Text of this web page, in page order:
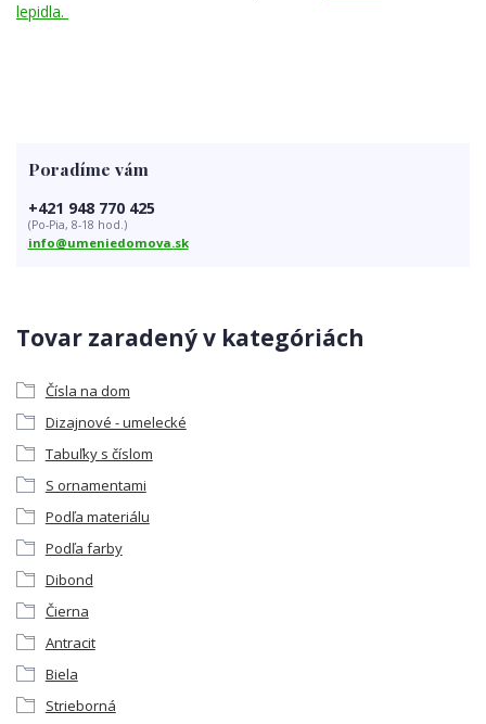
lepidla.
Tovar zaradený v kategóriách
Čísla na dom
Dizajnové - umelecké
Tabuľky s číslom
S ornamentami
Podľa materiálu
Podľa farby
Dibond
Čierna
Antracit
Biela
Strieborná
Poradíme vám
+421 948 770 425
(Po-Pia, 8-18 hod.)
info@umeniedomova.sk